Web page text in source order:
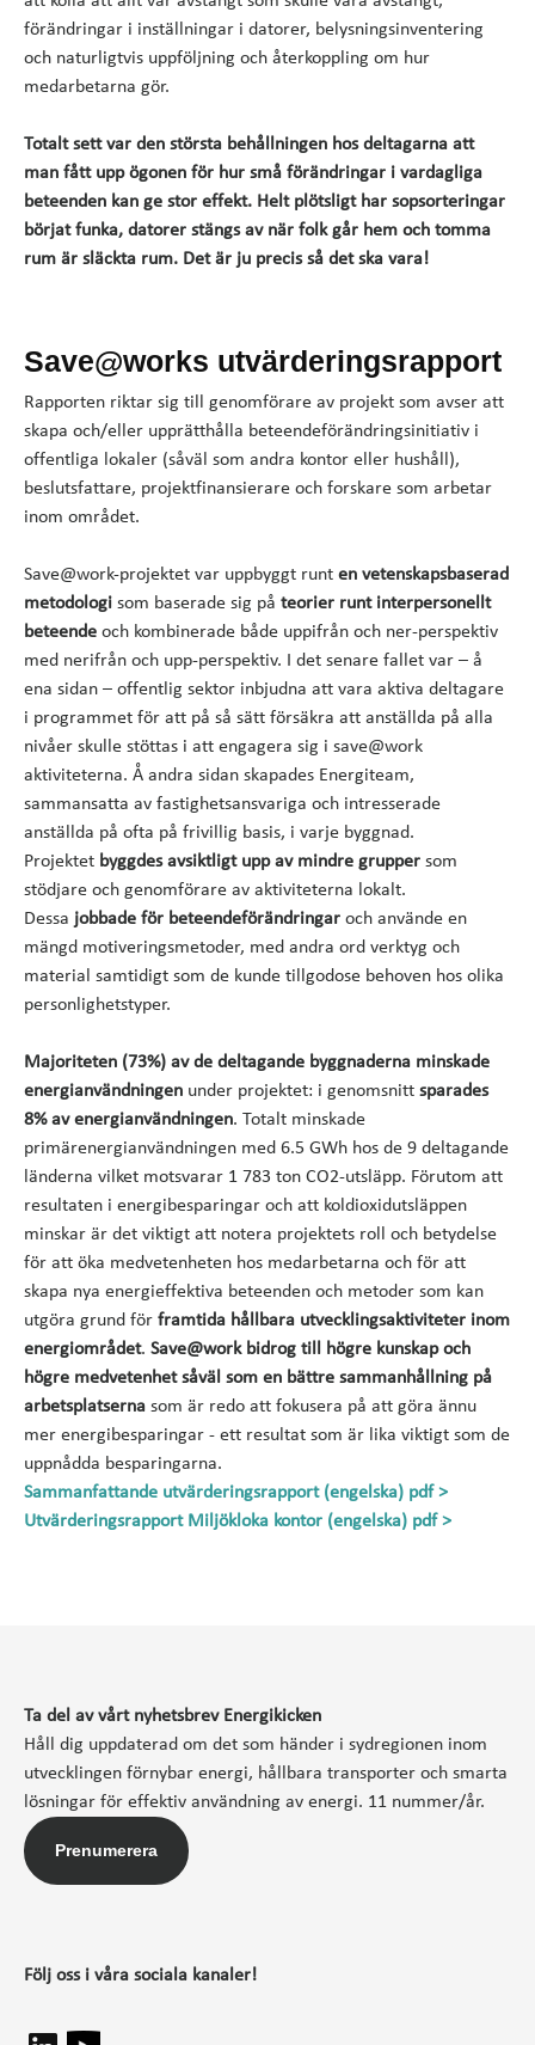
förändringar i inställningar i datorer, belysningsinventering
och naturligtvis uppföljning och återkoppling om hur
medarbetarna gör.
Totalt sett var den största behållningen hos deltagarna att
man fått upp ögonen för hur små förändringar i vardagliga
beteenden kan ge stor effekt. Helt plötsligt har sopsorteringar
börjat funka, datorer stängs av när folk går hem och tomma
rum är släckta rum. Det är ju precis så det ska vara!
Save@works utvärderingsrapport
Rapporten riktar sig till genomförare av projekt som avser att
skapa och/eller upprätthålla beteendeförändringsinitiativ i
offentliga lokaler (såväl som andra kontor eller hushåll),
beslutsfattare, projektfinansierare och forskare som arbetar
inom området.
Save@work-projektet var uppbyggt runt en vetenskapsbaserad
metodologi som baserade sig på teorier runt interpersonellt
beteende och kombinerade både uppifrån och ner-perspektiv
med nerifrån och upp-perspektiv. I det senare fallet var – å
ena sidan – offentlig sektor inbjudna att vara aktiva deltagare
i programmet för att på så sätt försäkra att anställda på alla
nivåer skulle stöttas i att engagera sig i save@work
aktiviteterna. Å andra sidan skapades Energiteam,
sammansatta av fastighetsansvariga och intresserade
anställda på ofta på frivillig basis, i varje byggnad.
Projektet byggdes avsiktligt upp av mindre grupper som
stödjare och genomförare av aktiviteterna lokalt.
Dessa jobbade för beteendeförändringar och använde en
mängd motiveringsmetoder, med andra ord verktyg och
material samtidigt som de kunde tillgodose behoven hos olika
personlighetstyper.
Majoriteten (73%) av de deltagande byggnaderna minskade
energianvändningen under projektet: i genomsnitt sparades
8% av energianvändningen. Totalt minskade
primärenergianvändningen med 6.5 GWh hos de 9 deltagande
länderna vilket motsvarar 1 783 ton CO2-utsläpp. Förutom att
resultaten i energibesparingar och att koldioxidutsläppen
minskar är det viktigt att notera projektets roll och betydelse
för att öka medvetenheten hos medarbetarna och för att
skapa nya energieffektiva beteenden och metoder som kan
utgöra grund för framtida hållbara utvecklingsaktiviteter inom
energiområdet. Save@work bidrog till högre kunskap och
högre medvetenhet såväl som en bättre sammanhållning på
arbetsplatserna som är redo att fokusera på att göra ännu
mer energibesparingar - ett resultat som är lika viktigt som de
uppnådda besparingarna.
Sammanfattande utvärderingsrapport (engelska) pdf >
Utvärderingsrapport Miljökloka kontor (engelska) pdf >
Ta del av vårt nyhetsbrev Energikicken
Håll dig uppdaterad om det som händer i sydregionen inom
utvecklingen förnybar energi, hållbara transporter och smarta
lösningar för effektiv användning av energi. 11 nummer/år.
Prenumerera
Följ oss i våra sociala kanaler!